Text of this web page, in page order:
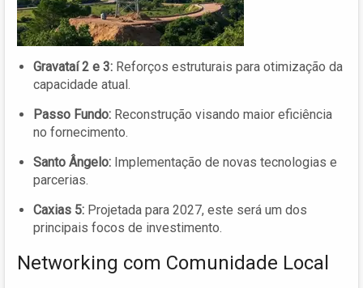
Gravataí 2 e 3: Reforços estruturais para otimização da
capacidade atual.
Passo Fundo: Reconstrução visando maior eficiência
no fornecimento.
Santo Ângelo: Implementação de novas tecnologias e
parcerias.
Caxias 5: Projetada para 2027, este será um dos
principais focos de investimento.
Networking com Comunidade Local